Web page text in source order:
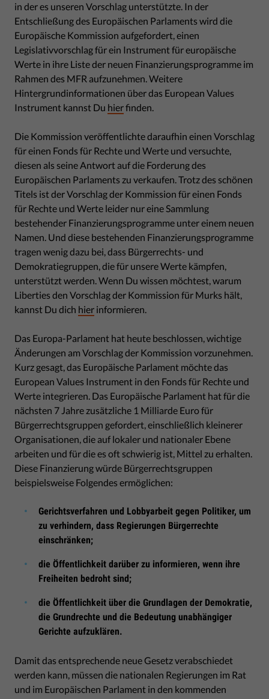
in der es unseren Vorschlag unterstützte. In der
Entschließung des Europäischen Parlaments wird die
Europäische Kommission aufgefordert, einen
Legislativvorschlag für ein Instrument für europäische
Werte in ihre Liste der neuen Finanzierungsprogramme im
Rahmen des MFR aufzunehmen. Weitere
Hintergrundinformationen über das European Values
Instrument kannst Du hierfinden.
Die Kommission veröffentlichte daraufhin einen Vorschlag
für einen Fonds für Rechte und Werte und versuchte,
diesen als seine Antwort auf die Forderung des
Europäischen Parlaments zu verkaufen. Trotz des schönen
Titels ist der Vorschlag der Kommission für einen Fonds
für Rechte und Werte leider nur eine Sammlung
bestehender Finanzierungsprogramme unter einem neuen
Namen. Und diese bestehenden Finanzierungsprogramme
tragen wenig dazu bei, dass Bürgerrechts- und
Demokratiegruppen, die für unsere Werte kämpfen,
unterstützt werden. Wenn Du wissen möchtest, warum
Liberties den Vorschlag der Kommission für Murks hält,
kannst Du dich hier informieren.
Das Europa-Parlament hat heute beschlossen, wichtige
Änderungen am Vorschlag der Kommission vorzunehmen.
Kurz gesagt, das Europäische Parlament möchte das
European Values Instrument in den Fonds für Rechte und
Werte integrieren. Das Europäische Parlament hat für die
nächsten 7 Jahre zusätzliche 1 Milliarde Euro für
Bürgerrechtsgruppen gefordert, einschließlich kleinerer
Organisationen, die auf lokaler und nationaler Ebene
arbeiten und für die es oft schwierig ist, Mittel zu erhalten.
Diese Finanzierung würde Bürgerrechtsgruppen
beispielsweise Folgendes ermöglichen:
Gerichtsverfahren und Lobbyarbeit gegen Politiker, um
zu verhindern, dass Regierungen Bürgerrechte
einschränken;
die Öffentlichkeit darüber zu informieren, wenn ihre
Freiheiten bedroht sind;
die Öffentlichkeit über die Grundlagen der Demokratie,
die Grundrechte und die Bedeutung unabhängiger
Gerichte aufzuklären.
Damit das entsprechende neue Gesetz verabschiedet
werden kann, müssen die nationalen Regierungen im Rat
und im Europäischen Parlament in den kommenden